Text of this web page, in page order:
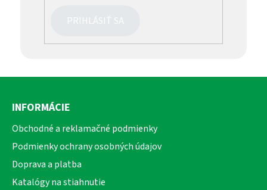
PRIHLÁSIŤ SA
Z
INFORMÁCIE
Obchodné a reklamačné podmienky
Podmienky ochrany osobných údajov
Doprava a platba
Katalógy na stiahnutie